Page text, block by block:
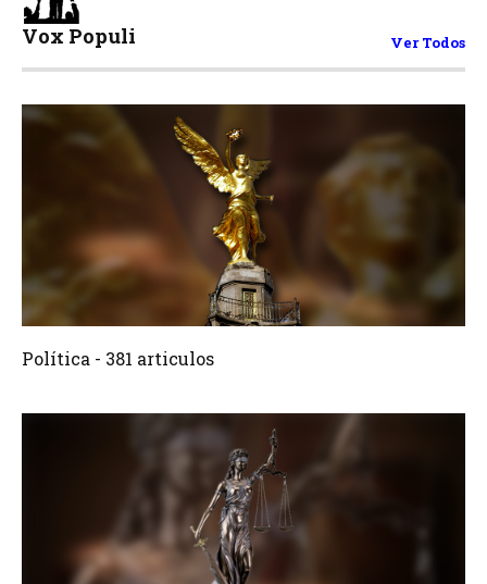
Vox Populi Ver Todos
381 Articulos
Política - 381 articulos